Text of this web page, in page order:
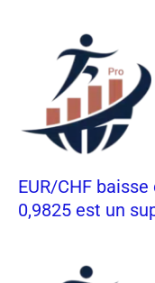
EUR/CHF
0,9825 est un